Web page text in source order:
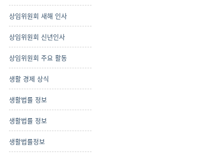
상임위원회 새해 인사
상임위원회 신년인사
상임위원회 주요 활동
생활 경제 상식
생활법률 정보
생활법률 정보
생활법률정보